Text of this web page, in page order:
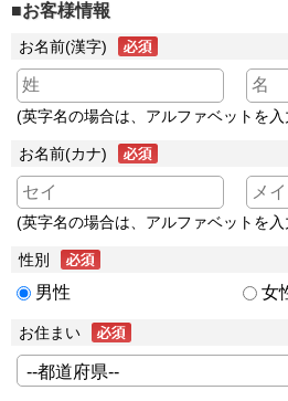
■お客様情報
お名前(漢字)
(英字名の場合は、アルファベットを
お名前(カナ)
(英字名の場合は、アルファベットを
性別
男性 女
お住まい